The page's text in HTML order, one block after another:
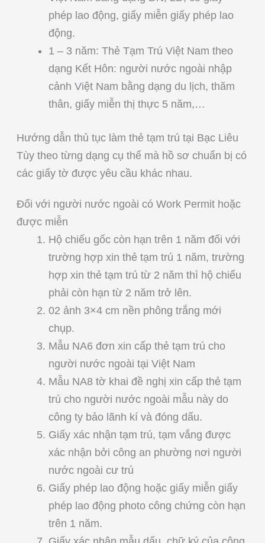
phép lao động, giấy miễn giấy phép lao
động.
1 – 3 năm: Thẻ Tạm Trú Việt Nam theo
dạng Kết Hôn: người nước ngoài nhập
cảnh Việt Nam bằng dạng du lịch, thăm
thân, giấy miễn thị thực 5 năm,…
Hướng dẫn thủ tục làm thẻ tạm trú tại Bạc Liêu
Tùy theo từng dạng cụ thể mà hồ sơ chuẩn bị có
các giấy tờ được yêu cầu khác nhau.
Đối với người nước ngoài có Work Permit hoặc
được miễn
Hộ chiếu gốc còn hạn trên 1 năm đối với
trường hợp xin thẻ tạm trú 1 năm, trường
hợp xin thẻ tạm trú từ 2 năm thì hộ chiếu
phải còn hạn từ 2 năm trở lên.
02 ảnh 3×4 cm nền phông trắng mới
chụp.
Mẫu NA6 đơn xin cấp thẻ tạm trú cho
người nước ngoài tại Việt Nam
Mẫu NA8 tờ khai đề nghị xin cấp thẻ tạm
trú cho người nước ngoài mẫu này do
công ty bảo lãnh kí và đóng dấu.
Giấy xác nhận tạm trú, tạm vắng được
xác nhận bởi công an phường nơi người
nước ngoài cư trú
Giấy phép lao động hoặc giấy miễn giấy
phép lao động photo công chứng còn hạn
trên 1 năm.